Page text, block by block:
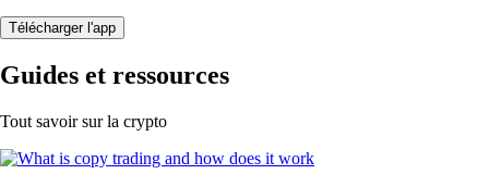
Télécharger l'app
Guides et ressources
Tout savoir sur la crypto